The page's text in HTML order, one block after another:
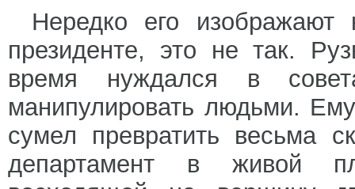
Нередко его
президенте, это не так.
время нуждался в
манипулировать людьми.
сумел превратить весьма
департамент в живой